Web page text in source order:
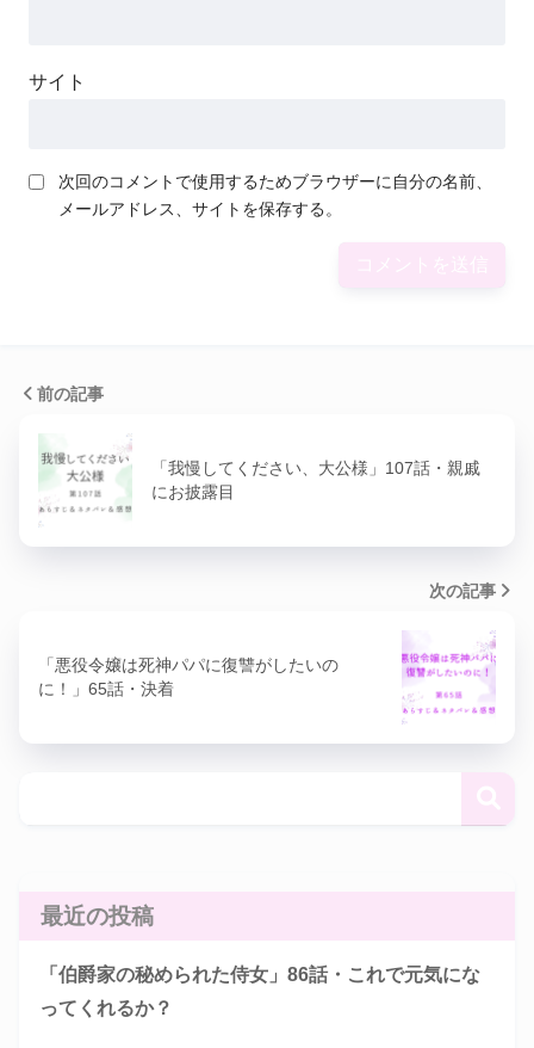
サイト
次回のコメントで使用するためブラウザーに自分の名前、
メールアドレス、サイトを保存する。
前の記事
「我慢してください、大公様」107話・親戚
にお披露目
次の記事
「悪役令嬢は死神パパに復讐がしたいの
に！」65話・決着
最近の投稿
「伯爵家の秘められた侍女」86話・これで元気にな
ってくれるか？